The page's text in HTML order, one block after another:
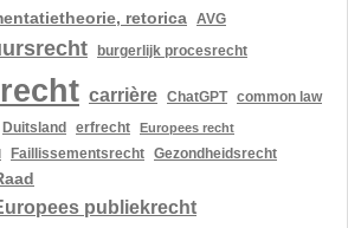
retorica AVG
burgerlijk procesrecht
carrière ChatGPT common law
Duitsland erfrecht Europees recht
Faillissementsrecht
Gezondheidsrecht
publiekrecht